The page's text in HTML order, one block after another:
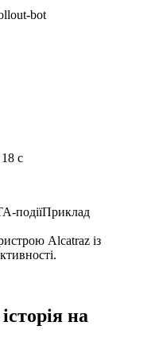
bot
с
подіїПриклад
Alcatraz із
на